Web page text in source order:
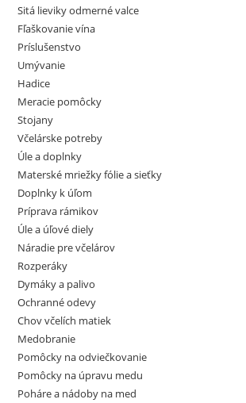
Sitá lieviky odmerné valce
Fľaškovanie vína
Príslušenstvo
Umývanie
Hadice
Meracie pomôcky
Stojany
Včelárske potreby
Úle a doplnky
Materské mriežky fólie a sieťky
Doplnky k úľom
Príprava rámikov
Úle a úľové diely
Náradie pre včelárov
Rozperáky
Dymáky a palivo
Ochranné odevy
Chov včelích matiek
Medobranie
Pomôcky na odviečkovanie
Pomôcky na úpravu medu
Poháre a nádoby na med